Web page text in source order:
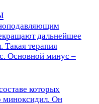
дальнейшее
Такая терапия
Основной минус –
которых
миноксидил. Он